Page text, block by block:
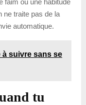
ne traite pas de la
automatique.
à suivre sans se
tu